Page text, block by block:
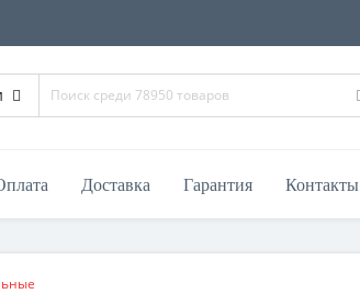
Доставка Гарантия Контакты